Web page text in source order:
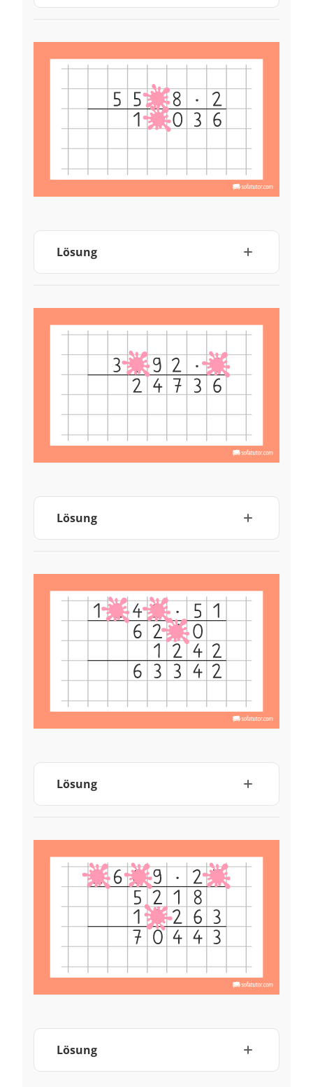
Lösung
Lösung
Lösung
Lösung